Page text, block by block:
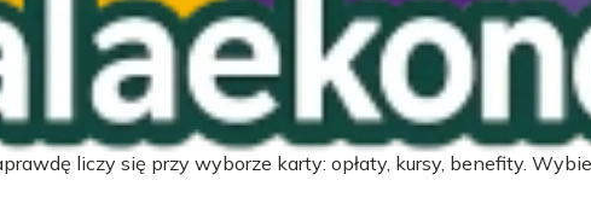
o kartach płatniczych
liczy się przy wyborze karty: opłaty, kursy, benefity.